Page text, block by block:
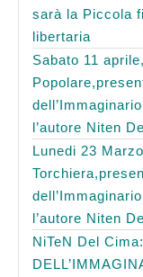
sarà la Piccola
libertaria
Sabato 11
l’autore Niten
Lunedi 23
l’autore Niten
NiTeN Del